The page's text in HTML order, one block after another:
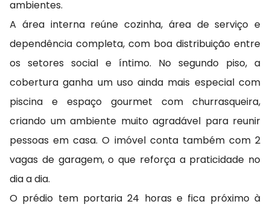
ambientes.
A área interna reúne cozinha, área de serviço e
dependência completa, com boa distribuição entre
os setores social e íntimo. No segundo piso, a
cobertura ganha um uso ainda mais especial com
piscina e espaço gourmet com churrasqueira,
criando um ambiente muito agradável para reunir
pessoas em casa. O imóvel conta também com 2
vagas de garagem, o que reforça a praticidade no
dia a dia.
O prédio tem portaria 24 horas e fica próximo à